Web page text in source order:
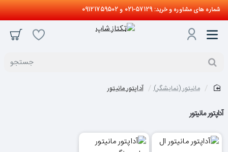
شماره های مشاوره و خرید: 57129-021 و 09121759502
جستجو
مانیتور (نمایشگر) آداپتور مانیتور
آداپتور مانیتور